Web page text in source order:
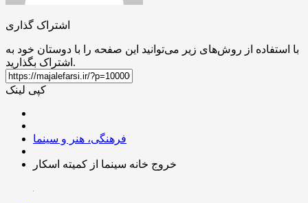
اشتراک گذاری
با استفاده از روش‌های زیر می‌توانید این صفحه را با دوستان خود به
اشتراک بگذارید.
کپی لینک
فرهنگی، هنر و سینما
خروج خانه سینما از کمیته اسکار